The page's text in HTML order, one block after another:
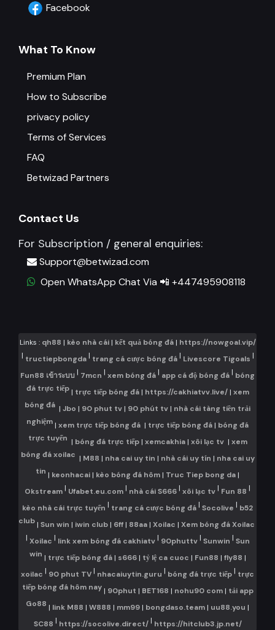
Facebook
What To Know
Premium Plan
How to Subscribe
privacy policy
Terms of Services
FAQ
Betwizad Partners
Contact Us
For Subscription / general enquiries:
Support@betwizad.com
Open WhatsApp Chat Via 📲 +447495908118
Links : qh88 | kèo nhà cái| kết quả bóng đá| https://nowgoal.vip/
| tructiepbongda| trang cá cược bóng đá| Livescore Tigoals |
Fun88 เข้าระบบ | 7mcn | xem bóng đá | app cá độ bóng đá | bóng
đá trực tiếp| trực tiếp bóng đá | https://cakhiatvv.live/ | xem
bóng đá | Jbo | 90 phut tv | 90 phút tv | nhà cái tàng tiền trải
nghiệm | xem trực tiếp bóng đá | trực tiếp bóng đá | bóng đá
trực tuyến | bóng đá trực tiếp| xemcakhia| xôi lạc tv | xem
bóng đá xoilac | M88 | nha cai uy tin | nhà cái uy tín | nha cai uy
tin | keonhacai | kèo bóng đá hôm | Truc Tiep bong da |
Okstream | Ufabet.eu.com | nhà cái S666 | xôi lạc tv | Fun 88 |
kèo nhà cái trực tuyến | trang cá cược bóng đá | Socolive | b52
club | Sun win | iwin club | 6ff | 88aa | Xoilac | Xem bóng đá Xoilac
| Xoilac | link xem bóng đá cakhiatv| 90phuttv| Sunwin | Sun
win | trực tiếp bóng đá| s666| tỷ lệ ca cuoc | Fun88 | fly88 |
xoilac | 90 phut TV | nhacaiuytin.guru | bóng đá trực tiếp | trực
tiếp bóng đá hôm nay | 90phut | BET168 | nohu90 com | tải app
Go88 | link M88 | W888 | mm99 | bongdaso.team | uu88.you |
SC88 | https://socolive.direct/| https://hitclub3.jp.net/